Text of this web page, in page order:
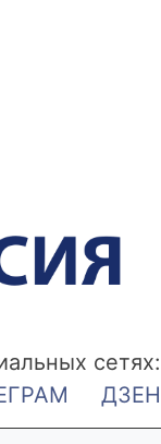
сетях:
ДЗЕН